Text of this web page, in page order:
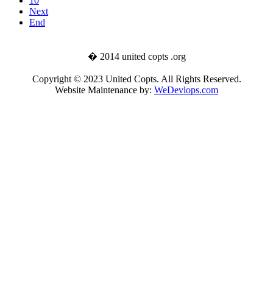
Next
End
� 2014 united copts .org
Copyright © 2023 United Copts. All Rights Reserved.
Website Maintenance by: WeDevlops.com